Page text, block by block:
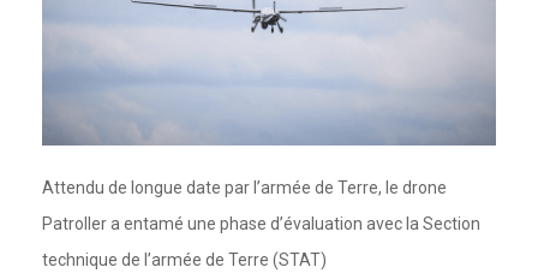
Attendu de longue date par l’armée de Terre, le drone
Patroller a entamé une phase d’évaluation avec la Section
technique de l’armée de Terre (STAT)